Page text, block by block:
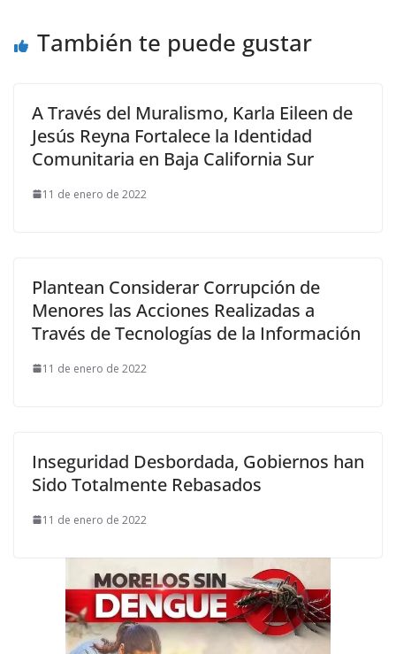
También te puede gustar
A Través del Muralismo, Karla Eileen de
Jesús Reyna Fortalece la Identidad
Comunitaria en Baja California Sur
11 de enero de 2022
Plantean Considerar Corrupción de
Menores las Acciones Realizadas a
Través de Tecnologías de la Información
11 de enero de 2022
Inseguridad Desbordada, Gobiernos han
Sido Totalmente Rebasados
11 de enero de 2022